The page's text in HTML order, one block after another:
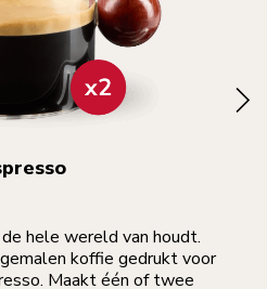
hele wereld van houdt.
koffie gedrukt voor
Maakt één of twee